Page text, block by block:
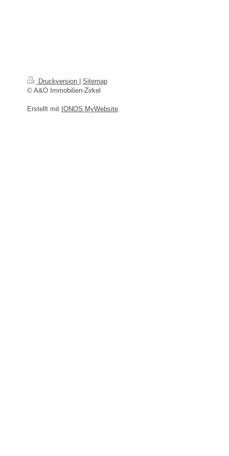
Druckversion | Sitemap
© A&O Immobilien-Zirkel
Erstellt mit IONOS MyWebsite.